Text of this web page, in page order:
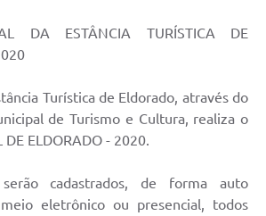
DA ESTÂNCIA TURÍSTICA DE
Turística de Eldorado, através do
de Turismo e Cultura, realiza o
DE ELDORADO - 2020.
cadastrados, de forma auto
eletrônico ou presencial, todos